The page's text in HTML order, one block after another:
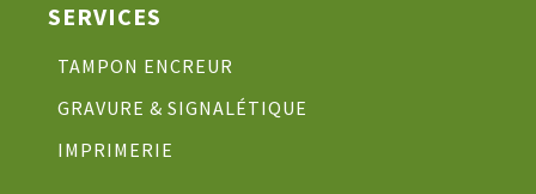
SERVICES
TAMPON ENCREUR
GRAVURE & SIGNALÉTIQUE
IMPRIMERIE